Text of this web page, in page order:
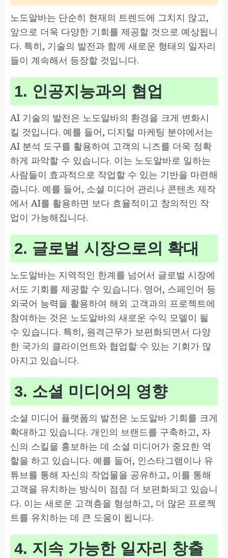
노도알바는 단순히 현재의 트렌드에 그치지 않고,
앞으로 더욱 다양한 기회를 제공할 것으로 예상됩니
다. 특히, 기술의 발전과 함께 새로운 형태의 일자리
들이 계속해서 등장할 것입니다.
1. 인공지능과의 협업
AI 기술의 발전은 노도알바의 환경을 크게 변화시
킬 것입니다. 예를 들어, 디지털 마케팅 분야에서는
AI 분석 도구를 활용하여 고객의 니즈를 더욱 정확
하게 파악할 수 있습니다. 이는 노도알바로 일하는
사람들이 효과적으로 작업할 수 있는 기반을 마련해
줍니다. 예를 들어, 소셜 미디어 관리나 콘텐츠 제작
에서 AI를 활용하면 보다 효율적이고 창의적인 작
업이 가능해집니다.
2. 글로벌 시장으로의 확대
노도알바는 지역적인 한계를 넘어서 글로벌 시장에
서도 기회를 제공할 수 있습니다. 영어, 스페인어 등
외국어 능력을 활용하여 해외 고객과의 프로젝트에
참여하는 것은 노도알바의 새로운 수익 모델이 될
수 있습니다. 특히, 원격근무가 보편화되면서 다양
한 국가의 클라이언트와 협업할 수 있는 기회가 많
아지고 있습니다.
3. 소셜 미디어의 영향
소셜 미디어 플랫폼의 발전은 노도알바 기회를 크게
확대하고 있습니다. 개인의 브랜드를 구축하고, 자
신의 스킬을 홍보하는 데 소셜 미디어가 중요한 역
할을 하고 있습니다. 예를 들어, 인스타그램이나 유
튜브를 통해 자신의 작업물을 공유하고, 이를 통해
고객을 유치하는 방식이 점점 더 보편화되고 있습니
다. 이는 새로운 고객층을 형성하고, 더 많은 프로젝
트를 유치하는 데 큰 도움이 됩니다.
4. 지속 가능한 일자리 창출